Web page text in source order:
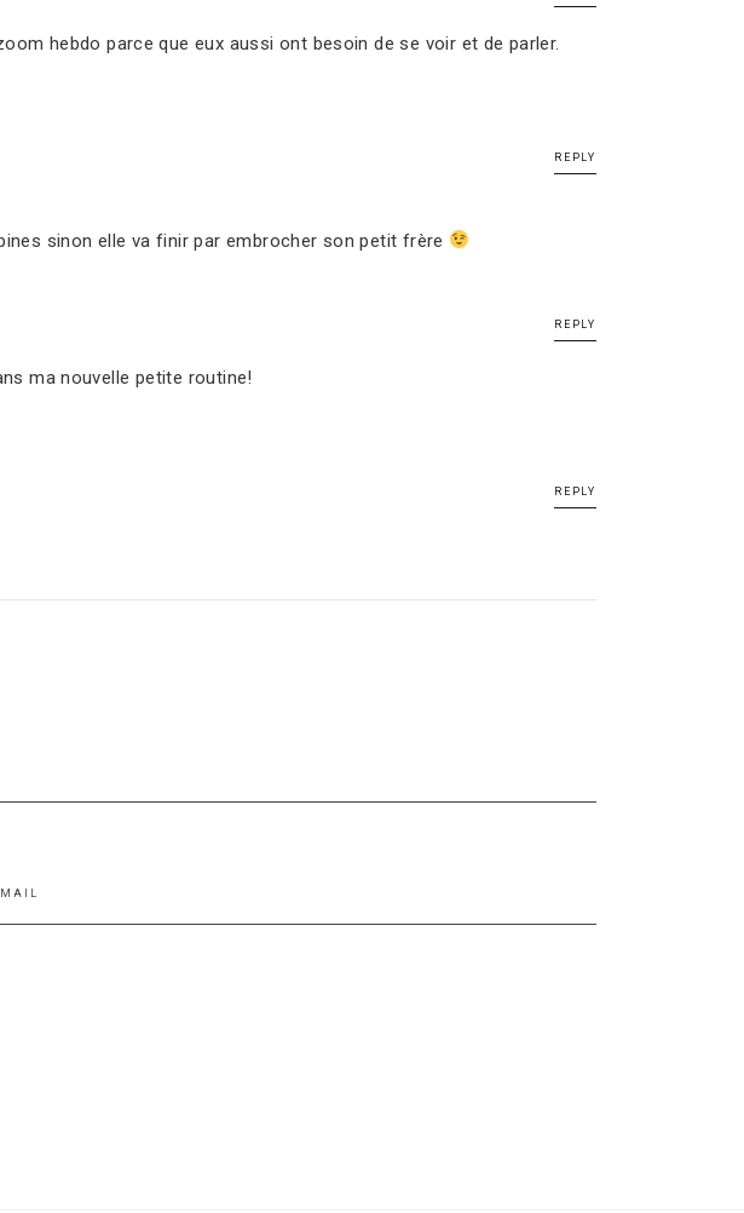
hebdo parce que eux aussi ont besoin de se voir et de parler.
REPLY
sinon elle va finir par embrocher son petit frère
REPLY
ma nouvelle petite routine!
REPLY